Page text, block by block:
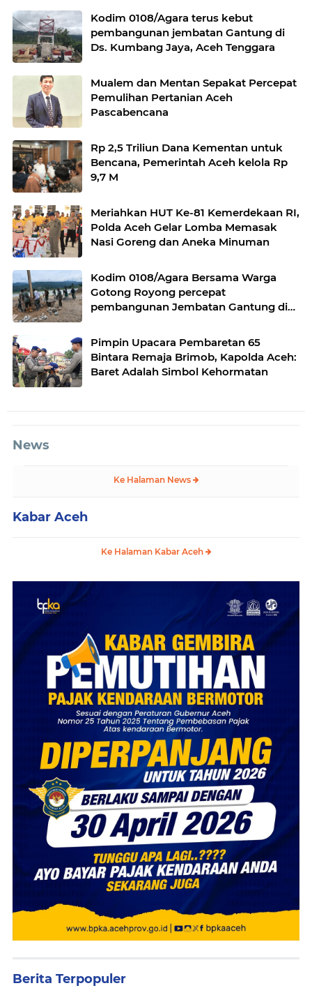
Kodim 0108/Agara terus kebut
pembangunan jembatan Gantung di
Ds. Kumbang Jaya, Aceh Tenggara
Mualem dan Mentan Sepakat Percepat
Pemulihan Pertanian Aceh
Pascabencana
Rp 2,5 Triliun Dana Kementan untuk
Bencana, Pemerintah Aceh kelola Rp
9,7 M
Meriahkan HUT Ke-81 Kemerdekaan RI,
Polda Aceh Gelar Lomba Memasak
Nasi Goreng dan Aneka Minuman
Kodim 0108/Agara Bersama Warga
Gotong Royong percepat
pembangunan Jembatan Gantung di
Pimpin Upacara Pembaretan 65
Bintara Remaja Brimob, Kapolda Aceh:
Baret Adalah Simbol Kehormatan
News
Ke Halaman News
Kabar Aceh
Ke Halaman Kabar Aceh
Berita Terpopuler